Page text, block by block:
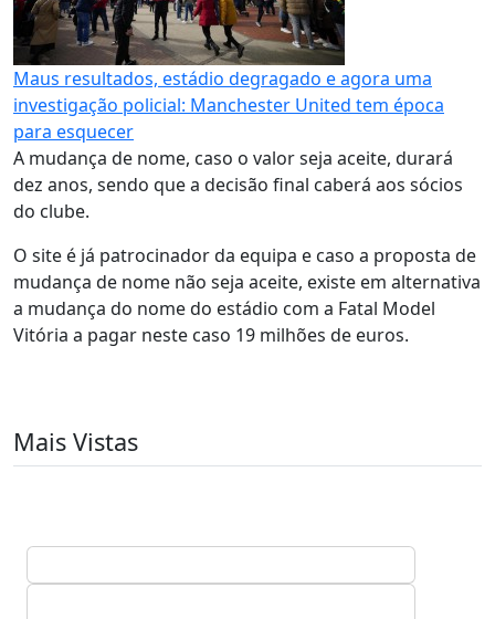
Maus resultados, estádio degragado e agora uma
investigação policial: Manchester United tem época
para esquecer
A mudança de nome, caso o valor seja aceite, durará
dez anos, sendo que a decisão final caberá aos sócios
do clube.
O site é já patrocinador da equipa e caso a proposta de
mudança de nome não seja aceite, existe em alternativa
a mudança do nome do estádio com a Fatal Model
Vitória a pagar neste caso 19 milhões de euros.
Mais Vistas